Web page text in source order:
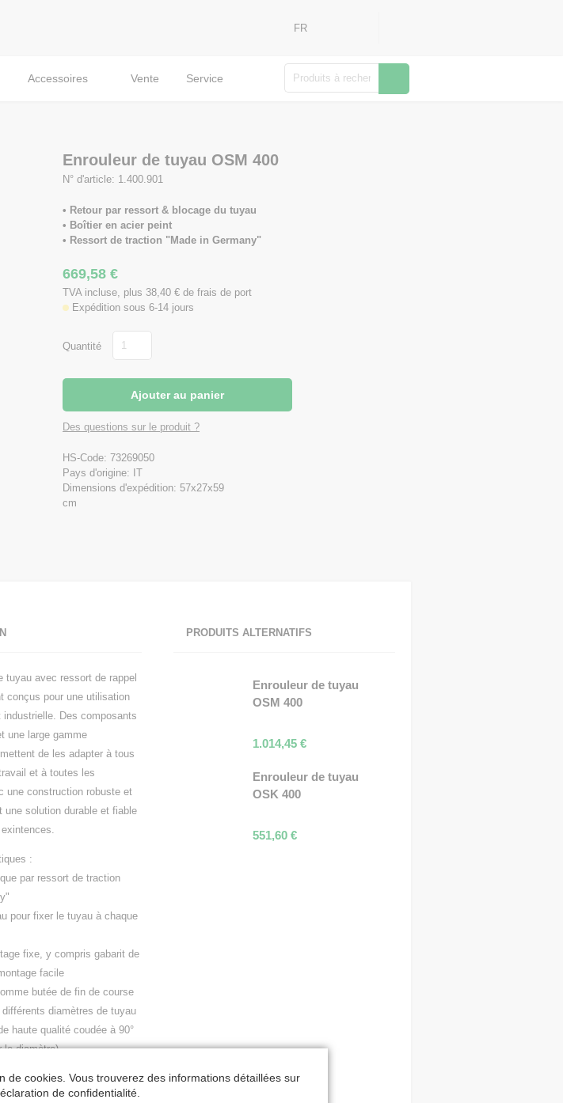
FR
Accessoires Vente Service
Enrouleur de tuyau OSM 400
N° d'article: 1.400.901
• Retour par ressort & blocage du tuyau
• Boîtier en acier peint
• Ressort de traction "Made in Germany"
669,58 €
TVA incluse, plus 38,40 € de frais de port
Expédition sous 6-14 jours
Quantité
Des questions sur le produit ?
HS-Code: 73269050
Pays d'origine: IT
Dimensions d'expédition: 57x27x59
cm
tuyau avec ressort de rappel
conçus pour une utilisation
industrielle. Des composants
une large gamme
de les adapter à tous
et à toutes les
une construction robuste et
une solution durable et fiable
:
par ressort de traction
pour fixer le tuyau à chaque
fixe, y compris gabarit de
facile
butée de fin de course
diamètres de tuyau
haute qualité coudée à 90°
le diamètre)
max. 80°C (tenir
PRODUITS ALTERNATIFS
Enrouleur de tuyau
OSM 400
1.014,45€
Enrouleur de tuyau
OSK 400
551,60€
de cookies. Vous trouverez des informations détaillées sur
de confidentialité